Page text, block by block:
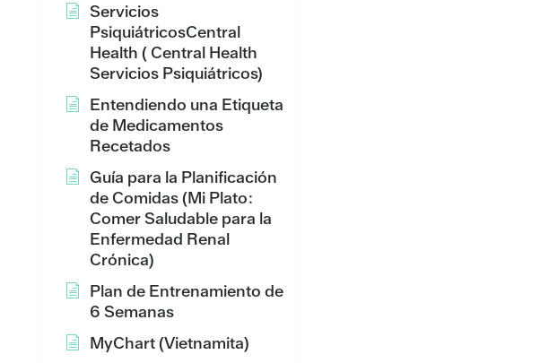
Servicios
PsiquiátricosCentral
Health ( Central Health
Servicios Psiquiátricos)
Entendiendo una Etiqueta
de Medicamentos
Recetados
Guía para la Planificación
de Comidas (Mi Plato:
Comer Saludable para la
Enfermedad Renal
Crónica)
Plan de Entrenamiento de
6 Semanas
MyChart (Vietnamita)